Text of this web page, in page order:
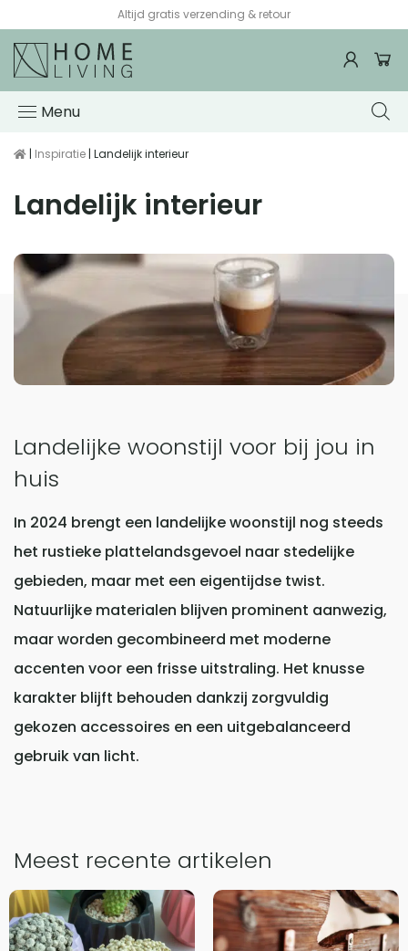
Voor 15:00 besteld, de volgende werkdag in huis*
Menu
| Inspiratie | Landelijk interieur
Landelijk interieur
Landelijke woonstijl voor bij jou in
huis
In 2024 brengt een landelijke woonstijl nog steeds
het rustieke plattelandsgevoel naar stedelijke
gebieden, maar met een eigentijdse twist.
Natuurlijke materialen blijven prominent aanwezig,
maar worden gecombineerd met moderne
accenten voor een frisse uitstraling. Het knusse
karakter blijft behouden dankzij zorgvuldig
gekozen accessoires en een uitgebalanceerd
gebruik van licht.
Meest recente artikelen